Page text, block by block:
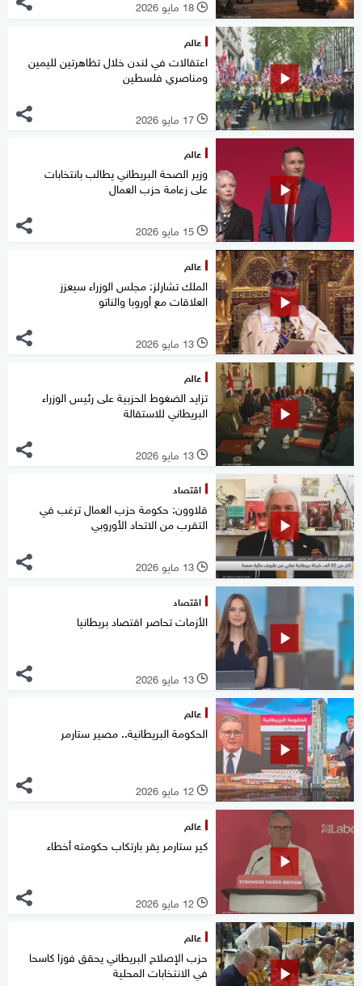
l 18 مايو 2026
عالم
اعتقالات في لندن خلال تظاهرتين لليمين
ومناصري فلسطين
l 17 مايو 2026
عالم
وزير الصحة البريطاني يطالب بانتخابات
على زعامة حزب العمال
l 15 مايو 2026
عالم
الملك تشارلز: مجلس الوزراء سيعزز
العلاقات مع أوروبا والناتو
l 13 مايو 2026
عالم
تزايد الضغوط الحزبية على رئيس الوزراء
البريطاني للاستقالة
l 13 مايو 2026
اقتصاد
قلاوون: حكومة حزب العمال ترغب في
التقرب من الاتحاد الأوروبي
l 13 مايو 2026
اقتصاد
الأزمات تحاصر اقتصاد بريطانيا
l 13 مايو 2026
عالم
الحكومة البريطانية.. مصير ستارمر
l 12 مايو 2026
عالم
كير ستارمر يقر بارتكاب حكومته أخطاء
l 12 مايو 2026
عالم
حزب الإصلاح البريطاني يحقق فوزا كاسحا
في الانتخابات المحلية